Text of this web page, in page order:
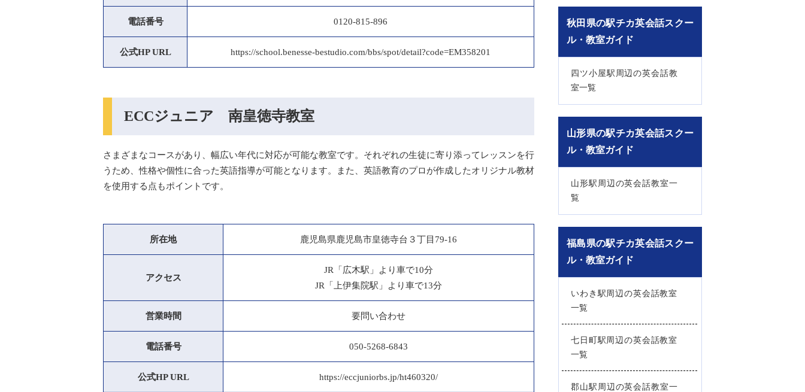
電話番号 0120-815-896
公式HP URL https://school.benesse-bestudio.com/bbs/spot/detail?code=EM358201
ECCジュニア 南皇徳寺教室
さまざまなコースがあり、幅広い年代に対応が可能な教室です。それぞれの生徒に寄り添ってレッスンを行
うため、性格や個性に合った英語指導が可能となります。また、英語教育のプロが作成したオリジナル教材
を使用する点もポイントです。
所在地 鹿児島県鹿児島市皇徳寺台３丁目79-16
アクセス
JR「広木駅」より車で10分
JR「上伊集院駅」より車で13分
営業時間 要問い合わせ
電話番号 050-5268-6843
公式HP URL https://eccjuniorbs.jp/ht460320/
秋田県の駅チカ英会話スクー
ル・教室ガイド
四ツ小屋駅周辺の英会話教
室一覧
山形県の駅チカ英会話スクー
ル・教室ガイド
山形駅周辺の英会話教室一
覧
福島県の駅チカ英会話スクー
ル・教室ガイド
いわき駅周辺の英会話教室
一覧
七日町駅周辺の英会話教室
一覧
郡山駅周辺の英会話教室一